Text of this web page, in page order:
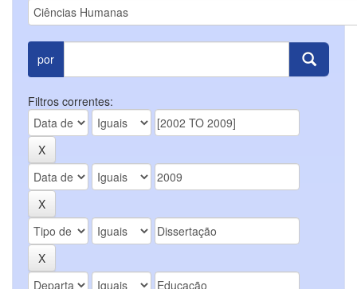
por
Filtros correntes: